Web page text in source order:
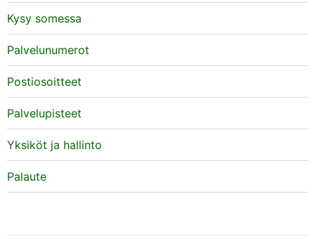
Kysy somessa
Palvelunumerot
Postiosoitteet
Palvelupisteet
Yksiköt ja hallinto
Palaute